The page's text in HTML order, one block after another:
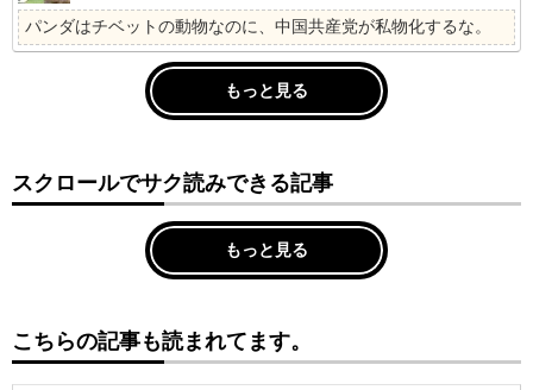
パンダはチベットの動物なのに、中国共産党が私物化するな。
もっと見る
スクロールでサク読みできる記事
もっと見る
こちらの記事も読まれてます。